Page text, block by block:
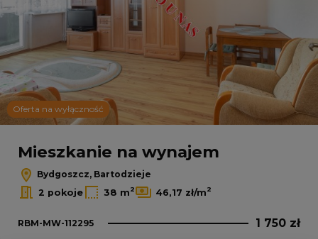
2
Leaflet|© OpenMapTiles© OpenStreetMap contributors
Oferta na wyłączność
Mieszkanie na wynajem
Bydgoszcz, Bartodzieje
2 pokoje
38 m2 46,17 zł/m2
RBM-MW-112295 1 750 zł